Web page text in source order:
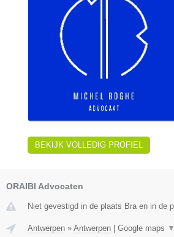
BEKIJK VOLLEDIG PROFIEL
ORAIBI Advocaten
Niet gevestigd in de plaats Bra en in de
Antwerpen » Antwerpen | Google maps ▼